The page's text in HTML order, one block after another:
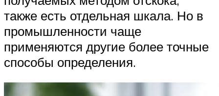
также есть отдельная шкала. Но в
промышленности чаще
применяются другие более точные
способы определения.